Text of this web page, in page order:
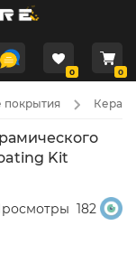
0 0
покрытия
Kit
182